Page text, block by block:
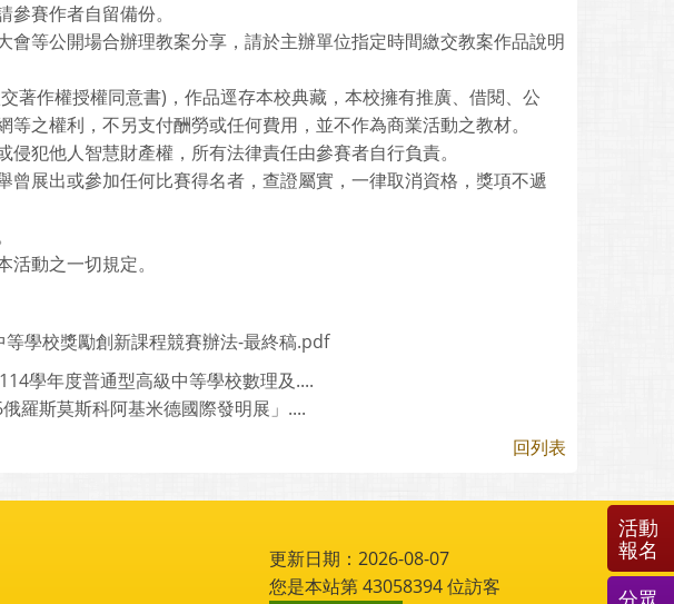
賽作者自留備份。
會等公開場合辦理教案分享，請於主辦單位指定時間繳交教案作品說明
著作權授權同意書)，作品逕存本校典藏，本校擁有推廣、借閱、公
之權利，不另支付酬勞或任何費用，並不作為商業活動之教材。
犯他人智慧財產權，所有法律責任由參賽者自行負責。
曾展出或參加任何比賽得名者，查證屬實，一律取消資格，獎項不遞
動之一切規定。
學校獎勵創新課程競賽辦法-最終稿.pdf
學年度普通型高級中等學校數理及....
羅斯莫斯科阿基米德國際發明展」....
回列表
更新日期：2026-08-07
您是本站第43058394位訪客
活動
報名
分眾